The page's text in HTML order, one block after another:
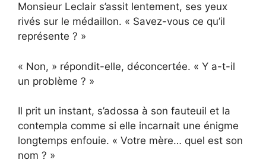
Monsieur Leclair s’assit lentement, ses yeux
rivés sur le médaillon. « Savez-vous ce qu’il
représente ? »
« Non, » répondit-elle, déconcertée. « Y a-t-il
un problème ? »
Il prit un instant, s’adossa à son fauteuil et la
contempla comme si elle incarnait une énigme
longtemps enfouie. « Votre mère… quel est son
nom ? »